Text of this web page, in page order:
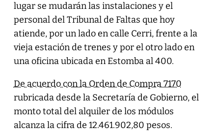
lugar se mudarán las instalaciones y el
personal del Tribunal de Faltas que hoy
atiende, por un lado en calle Cerri, frente a la
vieja estación de trenes y por el otro lado en
una oficina ubicada en Estomba al 400.
De acuerdo con la Orden de Compra 7170
rubricada desde la Secretaría de Gobierno, el
monto total del alquiler de los módulos
alcanza la cifra de 12.461.902,80 pesos.